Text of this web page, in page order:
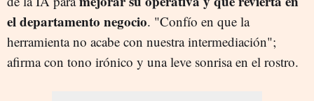
el departamento negocio. "Confío en que la
herramienta no acabe con nuestra intermediación";
afirma con tono irónico y una leve sonrisa en el rostro.